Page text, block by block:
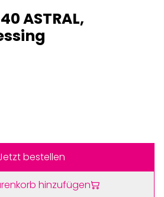
ASTRAL,
bestellen
hinzufügen